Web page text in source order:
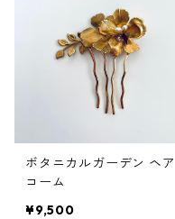
ボタニカルガーデン ヘア
コーム
¥9,500